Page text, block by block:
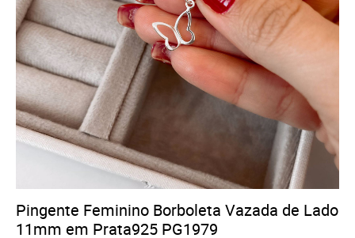
Pingente Feminino Borboleta Vazada de Lado
11mm em Prata925 PG1979